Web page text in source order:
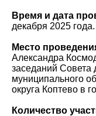
Время и дата
декабря 2025 года.
Место
Александра
заседаний Совета
муниципального
округа Коптево в
Количество